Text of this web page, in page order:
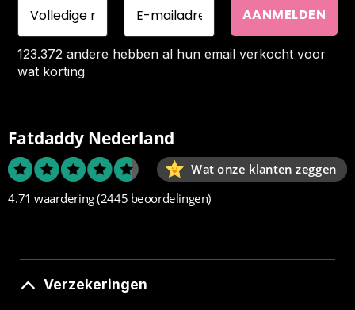
123.372 andere hebben al hun email verkocht voor
wat korting
Fatdaddy Nederland
Wat onze klanten zeggen
4.71 waardering(2445 beoordelingen)
Verzekeringen